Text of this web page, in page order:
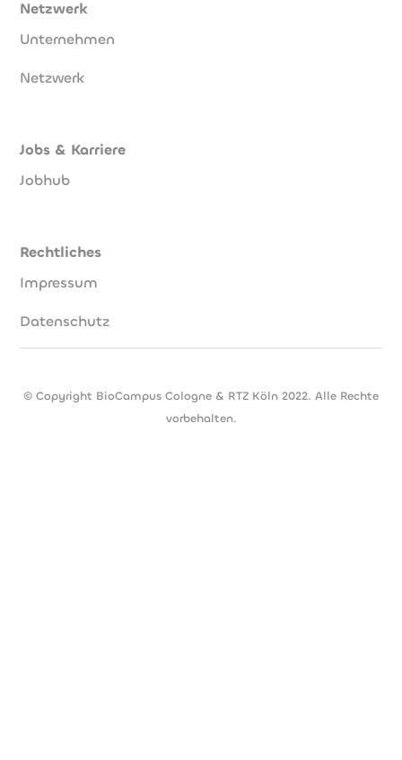
Netzwerk
Unternehmen
Netzwerk
Jobs & Karriere
Jobhub
Rechtliches
Impressum
Datenschutz
© Copyright BioCampus Cologne & RTZ Köln 2022. Alle Rechte
vorbehalten.